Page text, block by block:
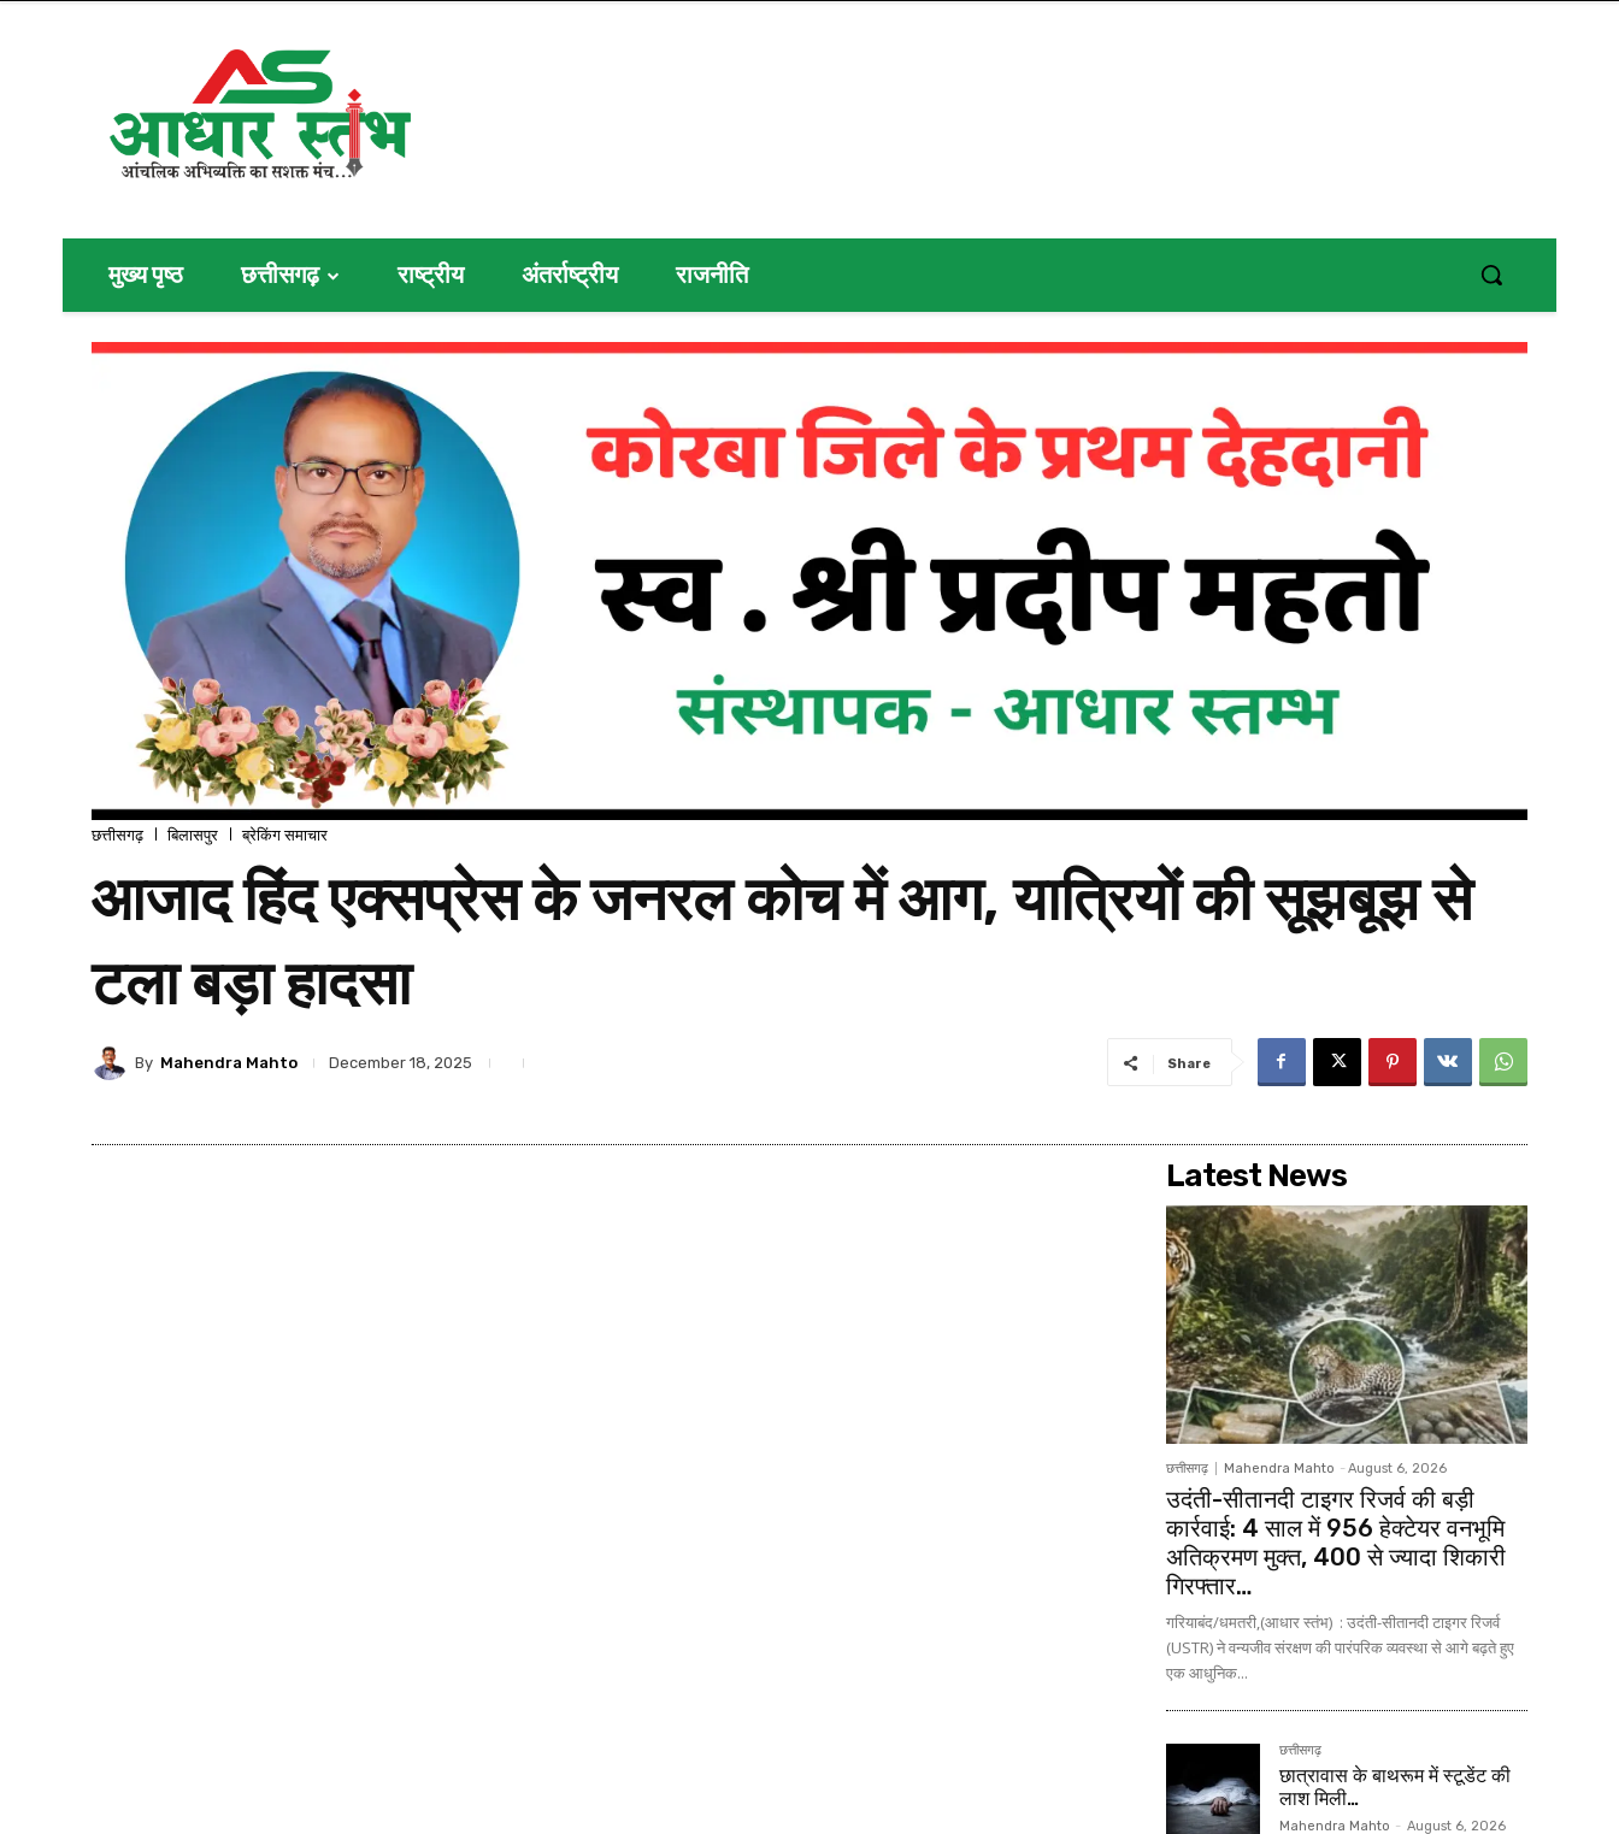
मुख्य पृष्ठ छत्तीसगढ़ राष्ट्रीय अंतर्राष्ट्रीय राजनीति
छत्तीसगढ़ बिलासपुर ब्रेकिंग समाचार
आजाद हिंद एक्सप्रेस के जनरल कोच में आग, यात्रियों की सूझबूझ से
टला बड़ा हादसा
By Mahendra Mahto December 18, 2025 Share
Latest News
छत्तीसगढ़ Mahendra Mahto - August 6, 2026
उदंती-सीतानदी टाइगर रिजर्व की बड़ी
कार्रवाई: 4 साल में 956 हेक्टेयर वनभूमि
अतिक्रमण मुक्त, 400 से ज्यादा शिकारी
गिरफ्तार…
गरियाबंद/धमतरी,(आधार स्तंभ) : उदंती-सीतानदी टाइगर रिजर्व
(USTR) ने वन्यजीव संरक्षण की पारंपरिक व्यवस्था से आगे बढ़ते हुए
एक आधुनिक...
छत्तीसगढ़
छात्रावास के बाथरूम में स्टूडेंट की
लाश मिली…
Mahendra Mahto - August 6, 2026